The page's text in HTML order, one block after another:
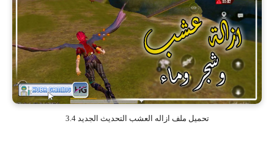
تحميل ملف ازاله العشب التحديث الجديد 3.4